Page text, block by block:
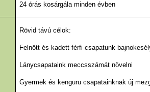
24 órás kosárgála minden évben
Rövid távú célok:
Felnőtt és kadett férfi csapatunk
Lánycsapataink meccsszámát növelni
Gyermek és kenguru csapatainknak új